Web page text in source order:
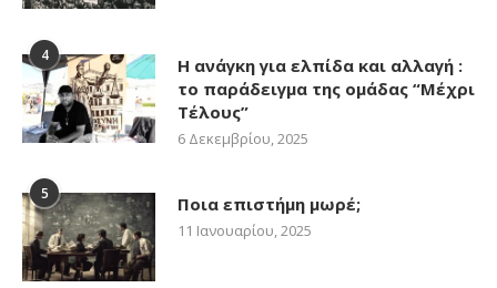
4
Η ανάγκη για ελπίδα και αλλαγή :
το παράδειγμα της ομάδας “Μέχρι
Τέλους”
6 Δεκεμβρίου, 2025
5 Ποια επιστήμη μωρέ;
11 Ιανουαρίου, 2025